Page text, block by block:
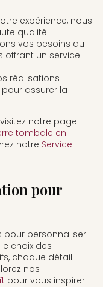
expérience, nous
qualité.
vos besoins au
un service
réalisations
assurer la
notre page
tombale en
notre Service
pour
pour personnaliser
choix des
chaque détail
nos
pour vous inspirer.